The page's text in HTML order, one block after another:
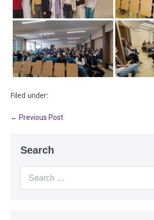
Filed under:
← Previous Post
Search